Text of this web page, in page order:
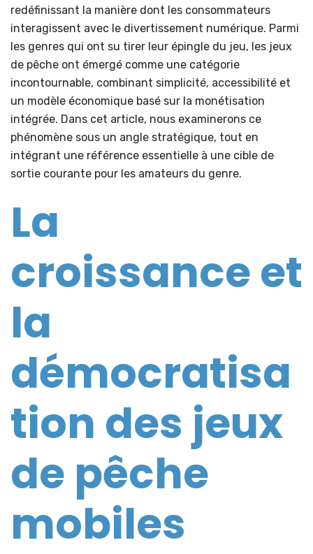
redéfinissant la manière dont les consommateurs
interagissent avec le divertissement numérique. Parmi
les genres qui ont su tirer leur épingle du jeu, les jeux
de pêche ont émergé comme une catégorie
incontournable, combinant simplicité, accessibilité et
un modèle économique basé sur la monétisation
intégrée. Dans cet article, nous examinerons ce
phénomène sous un angle stratégique, tout en
intégrant une référence essentielle à une cible de
sortie courante pour les amateurs du genre.
La
croissance et
la
démocratisa
tion des jeux
de pêche
mobiles